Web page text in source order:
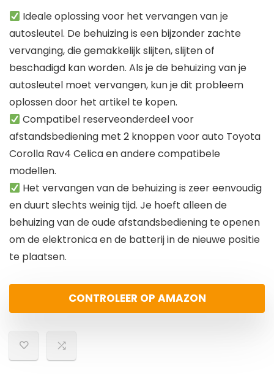
Ideale oplossing voor het vervangen van je
autosleutel. De behuizing is een bijzonder zachte
vervanging, die gemakkelijk slijten, slijten of
beschadigd kan worden. Als je de behuizing van je
autosleutel moet vervangen, kun je dit probleem
oplossen door het artikel te kopen.
Compatibel reserveonderdeel voor
afstandsbediening met 2 knoppen voor auto Toyota
Corolla Rav4 Celica en andere compatibele
modellen.
Het vervangen van de behuizing is zeer eenvoudig
en duurt slechts weinig tijd. Je hoeft alleen de
behuizing van de oude afstandsbediening te openen
om de elektronica en de batterij in de nieuwe positie
te plaatsen.
CONTROLEER OP AMAZON